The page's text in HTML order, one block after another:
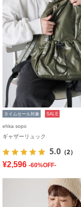
タイムセール対象 SALE
ehka sopo
ギャザーリュック
5.0 （2）
¥2,596 -60%OFF-